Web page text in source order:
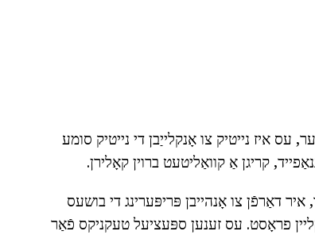
עס איז נייטיק צו אָנקלייַבן די נייטיק סומע
קריגן אַ קוואַליטעט ברוין קאָלירן.
איר דאַרפֿן צו אָנהייבן פּריפּערינג די בושעס
פראָסט. עס זענען ספּעציעל טעקניקס פֿאַר